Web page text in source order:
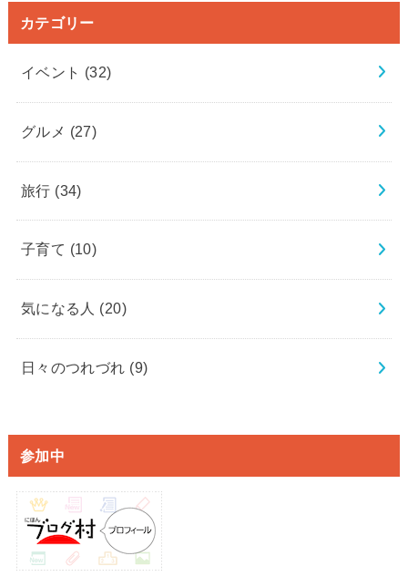
カテゴリー
イベント (32)
グルメ (27)
旅行 (34)
子育て (10)
気になる人 (20)
日々のつれづれ (9)
参加中